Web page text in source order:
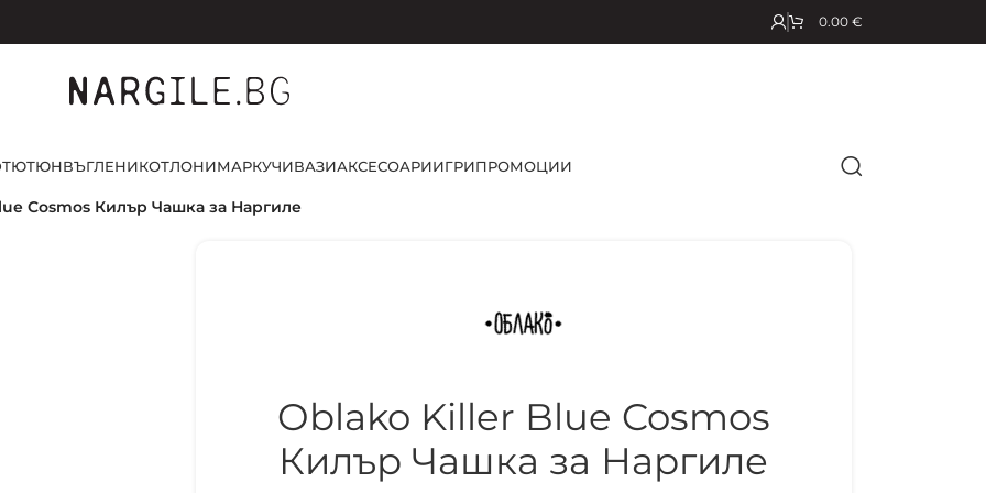
0.00 €
ТЮТЮНВЪГЛЕНИКОТЛОНИМАРКУЧИВАЗИАКСЕСОАРИИГРИПРОМОЦИИ
Cosmos Килър Чашка за Наргиле
Oblako Killer Blue Cosmos
Килър Чашка за Наргиле